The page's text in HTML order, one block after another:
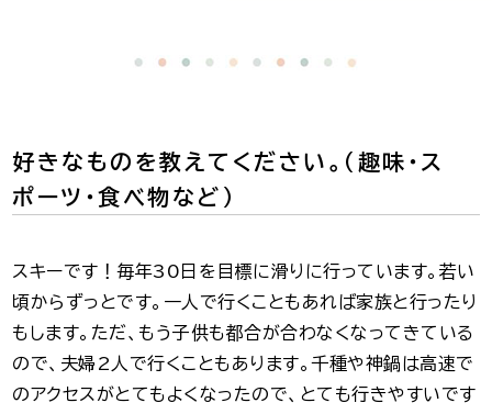
好きなものを教えてください。（趣味・ス
ポーツ・食べ物など）
スキーです！毎年30日を目標に滑りに行っています。若い
頃からずっとです。一人で行くこともあれば家族と行ったり
もします。ただ、もう子供も都合が合わなくなってきている
ので、夫婦2人で行くこともあります。千種や神鍋は高速で
のアクセスがとてもよくなったので、とても行きやすいです